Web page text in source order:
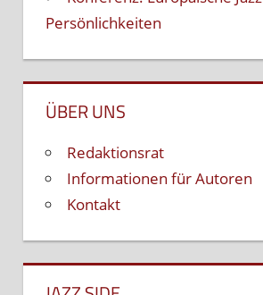
Persönlichkeiten
ÜBER UNS
Redaktionsrat
Informationen für Autoren
Kontakt